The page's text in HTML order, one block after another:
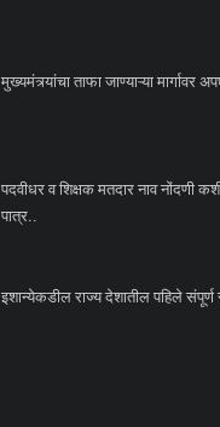
मुख्यमंत्र्यांचा ताफा जाण्याऱ्या मार्गावर
पदवीधर व शिक्षक मतदार नाव नोंदणी
पात्र..
इशान्येकडील राज्य देशातील पहिले संपूर्ण